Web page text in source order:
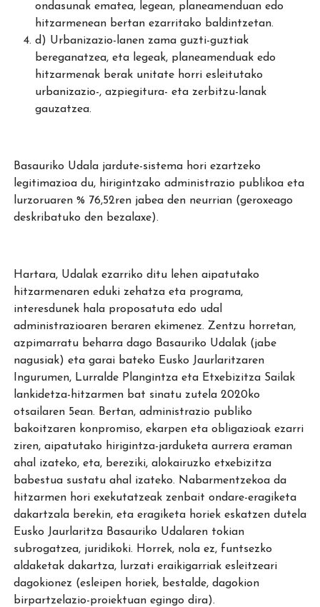
ondasunak ematea, legean, planeamenduan edo
hitzarmenean bertan ezarritako baldintzetan.
d) Urbanizazio-lanen zama guzti-guztiak
bereganatzea, eta legeak, planeamenduak edo
hitzarmenak berak unitate horri esleitutako
urbanizazio-, azpiegitura- eta zerbitzu-lanak
gauzatzea.
Basauriko Udala jardute-sistema hori ezartzeko
legitimazioa du, hirigintzako administrazio publikoa eta
lurzoruaren % 76,52ren jabea den neurrian (geroxeago
deskribatuko den bezalaxe).
Hartara, Udalak ezarriko ditu lehen aipatutako
hitzarmenaren eduki zehatza eta programa,
interesdunek hala proposatuta edo udal
administrazioaren beraren ekimenez. Zentzu horretan,
azpimarratu beharra dago Basauriko Udalak (jabe
nagusiak) eta garai bateko Eusko Jaurlaritzaren
Ingurumen, Lurralde Plangintza eta Etxebizitza Sailak
lankidetza-hitzarmen bat sinatu zutela 2020ko
otsailaren 5ean. Bertan, administrazio publiko
bakoitzaren konpromiso, ekarpen eta obligazioak ezarri
ziren, aipatutako hirigintza-jarduketa aurrera eraman
ahal izateko, eta, bereziki, alokairuzko etxebizitza
babestua sustatu ahal izateko. Nabarmentzekoa da
hitzarmen hori exekutatzeak zenbait ondare-eragiketa
dakartzala berekin, eta eragiketa horiek eskatzen dutela
Eusko Jaurlaritza Basauriko Udalaren tokian
subrogatzea, juridikoki. Horrek, nola ez, funtsezko
aldaketak dakartza, lurzati eraikigarriak esleitzeari
dagokionez (esleipen horiek, bestalde, dagokion
birpartzelazio-proiektuan egingo dira).